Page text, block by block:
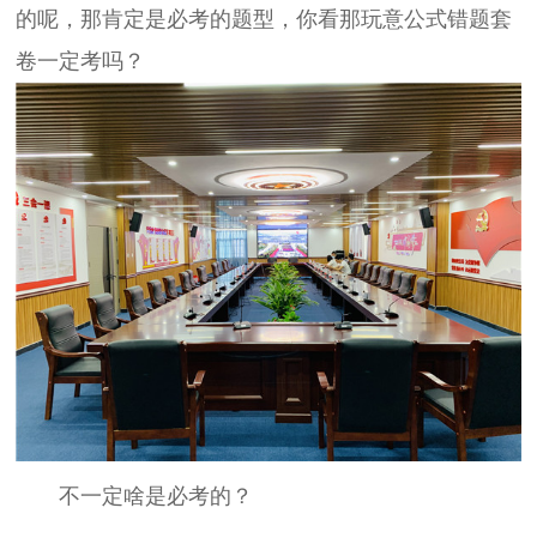
的呢，那肯定是必考的题型，你看那玩意公式错题套
卷一定考吗？
不一定啥是必考的？